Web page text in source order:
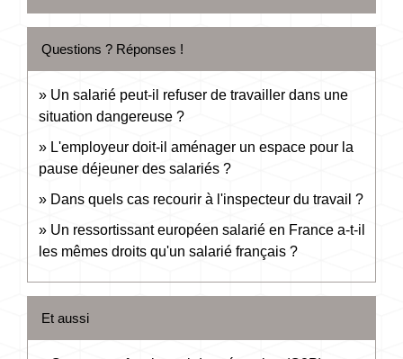
Questions ? Réponses !
Un salarié peut-il refuser de travailler dans une
situation dangereuse ?
L'employeur doit-il aménager un espace pour la
pause déjeuner des salariés ?
Dans quels cas recourir à l'inspecteur du travail ?
Un ressortissant européen salarié en France a-t-il
les mêmes droits qu'un salarié français ?
Et aussi